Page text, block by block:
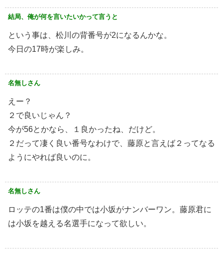
結局、俺が何を言いたいかって言うと
という事は、松川の背番号が2になるんかな。
今日の17時が楽しみ。
名無しさん
えー？
２で良いじゃん？
今が56とかなら、１良かったね、だけど。
２だって凄く良い番号なわけで、藤原と言えば２ってなる
ようにやれば良いのに。
名無しさん
ロッテの1番は僕の中では小坂がナンバーワン。藤原君に
は小坂を越える名選手になって欲しい。